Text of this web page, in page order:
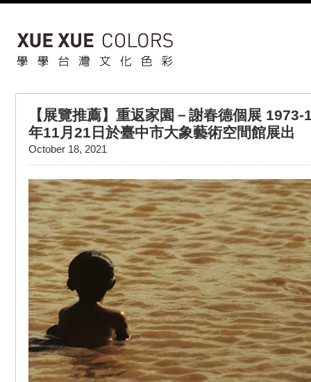
【展覽推薦】重返家園－謝春德個展
年11月21日於臺中市大象藝術空間館展出
October 18, 2021